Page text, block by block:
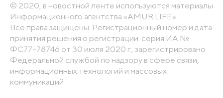
© 2020, в новостной ленте используются материалы
Информационного агентства «AMUR.LIFE».
Все права защищены. Регистрационный номер и дата
принятия решения о регистрации: серия ИА №
ФС77-78746 от 30 июля 2020 г., зарегистрировано
Федеральной службой по надзору в сфере связи,
информационных технологий и массовых
коммуникаций